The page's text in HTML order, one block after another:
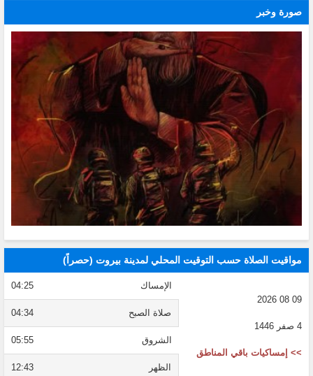
صورة وخبر
مواقيت الصلاة حسب التوقيت المحلي لمدينة بيروت (حصراً)
09 08 2026
4 صفر 1446
>> إمساكيات باقي المناطق
الإمساك 04:25
صلاة الصبح 04:34
الشروق 05:55
الظهر 12:43